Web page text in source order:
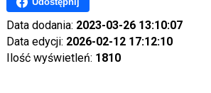
Data dodania: 2023-03-26 13:10:07
Data edycji: 2026-02-12 17:12:10
Ilość wyświetleń: 1810